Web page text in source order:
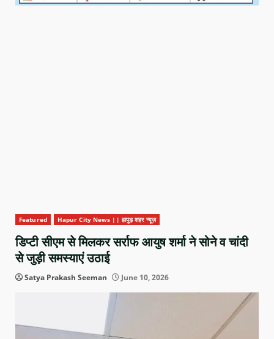
Featured Hapur City News || हापुड़ शहर न्यूज़
डिप्टी सीएम से मिलकर सर्राफ आयुष शर्मा ने सोने व चांदी
से जुड़ी समस्याएं उठाई
Satya Prakash Seeman June 10, 2026